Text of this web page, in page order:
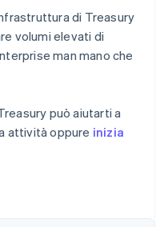
di Treasury
volumi elevati di
man mano che
può aiutarti a
attività oppure inizia